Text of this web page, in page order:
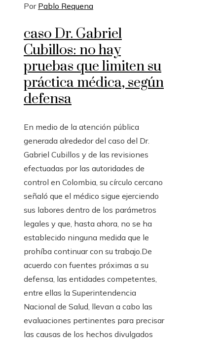
Por Pablo Requena
caso Dr. Gabriel
Cubillos: no hay
pruebas que limiten su
práctica médica, según
defensa
En medio de la atención pública
generada alrededor del caso del Dr.
Gabriel Cubillos y de las revisiones
efectuadas por las autoridades de
control en Colombia, su círculo cercano
señaló que el médico sigue ejerciendo
sus labores dentro de los parámetros
legales y que, hasta ahora, no se ha
establecido ninguna medida que le
prohíba continuar con su trabajo.De
acuerdo con fuentes próximas a su
defensa, las entidades competentes,
entre ellas la Superintendencia
Nacional de Salud, llevan a cabo las
evaluaciones pertinentes para precisar
las causas de los hechos divulgados